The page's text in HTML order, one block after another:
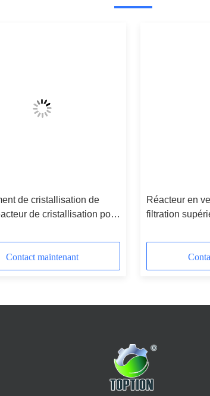
de cristallisation de
de cristallisation pour
Contact maintenant
Réacteur en
filtration